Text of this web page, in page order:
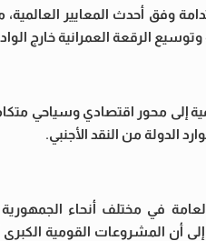
وفق أحدث المعايير العالمية،
الرقعة العمرانية خارج
إلى محور اقتصادي وسياحي
الدولة من النقد الأجنبي.
في مختلف أنحاء
أن المشروعات القومية